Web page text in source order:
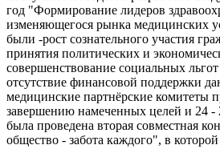
год "Формирование лидеров
изменяющегося рынка медицинских
были -рост сознательного участия
принятия политических и
совершенствование социальных
отсутствие финансовой поддержки
медицинские партнёрские комитеты
завершению намеченных целей и 24 -
была проведена вторая совместная
общество - забота каждого", в